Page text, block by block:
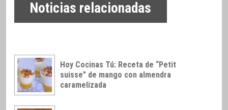
Noticias relacionadas
Hoy Cocinas Tú: Receta de “Petit
suisse” de mango con almendra
caramelizada